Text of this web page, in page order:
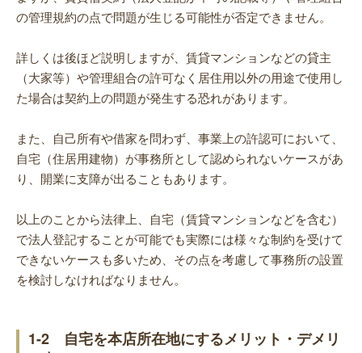
の管理規約の点で問題が生じる可能性が否定できません。
詳しくは後ほど説明しますが、賃貸マンションなどの貸主
（大家等）や管理組合の許可なく居住用以外の用途で使用し
た場合は契約上の問題が発生する恐れがあります。
また、自己所有や借家を問わず、事業上の許認可において、
自宅（住居用建物）が事務所として認められないケースがあ
り、開業に支障が出ることもあります。
以上のことから法律上、自宅（賃貸マンションなどを含む）
で法人登記することが可能でも実際には様々な制約を受けて
できないケースも多いため、その点を考慮して事務所の設置
を検討しなければなりません。
1-2 自宅を本店所在地にするメリット・デメリ